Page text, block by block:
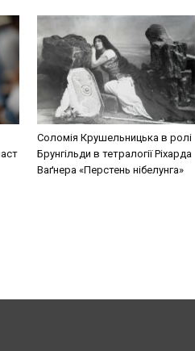
Соломія Крушельницька в ролі
Брунгільди в тетралогії Ріхарда
Ваґнера «Перстень нібелунга»